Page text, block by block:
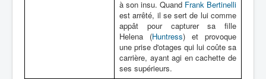
à son insu. Quand Frank Bertinelli
est arrêté, il se sert de lui comme
appât pour capturer sa fille
Helena (Huntress) et provoque
une prise d'otages qui lui coûte sa
carrière, ayant agi en cachette de
ses supérieurs.